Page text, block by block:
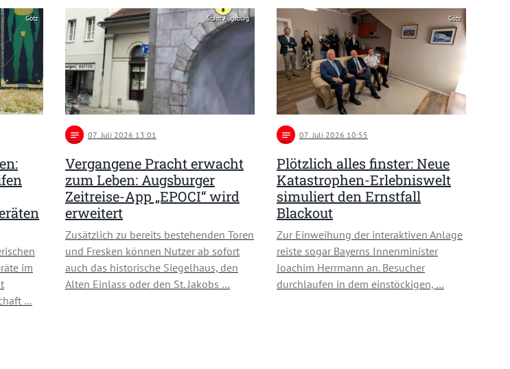
Götz
im
…
Stadt Augsburg
notes 07 . Juli 2026 13:01
Vergangene Pracht erwacht
zum Leben: Augsburger
Zeitreise-App „EPOCI“ wird
erweitert
Zusätzlich zu bereits bestehenden Toren
und Fresken können Nutzer ab sofort
auch das historische Siegelhaus, den
Alten Einlass oder den St. Jakobs …
Götz
notes 07 . Juli 2026 10:55
Plötzlich alles finster: Neue
Katastrophen-Erlebniswelt
simuliert den Ernstfall
Blackout
Zur Einweihung der interaktiven Anlage
reiste sogar Bayerns Innenminister
Joachim Herrmann an. Besucher
durchlaufen in dem einstöckigen, …